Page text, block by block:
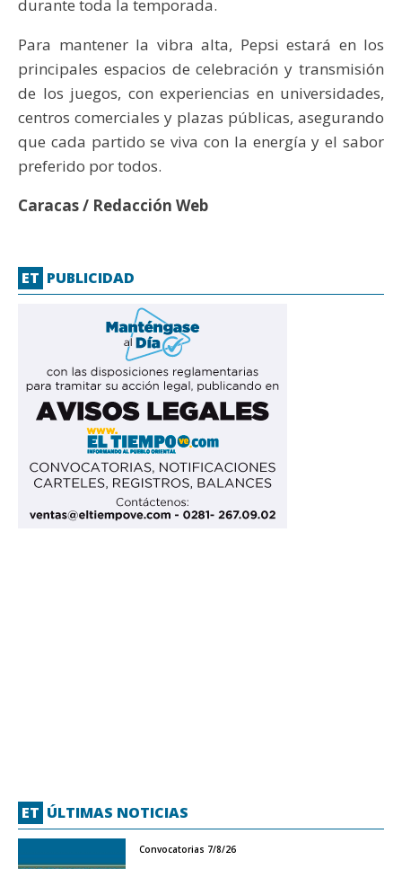
durante toda la temporada.
Para mantener la vibra alta, Pepsi estará en los
principales espacios de celebración y transmisión
de los juegos, con experiencias en universidades,
centros comerciales y plazas públicas, asegurando
que cada partido se viva con la energía y el sabor
preferido por todos.
Caracas / Redacción Web
ET PUBLICIDAD
ET ÚLTIMAS NOTICIAS
Convocatorias 7/8/26